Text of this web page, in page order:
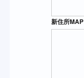
新住所MAP